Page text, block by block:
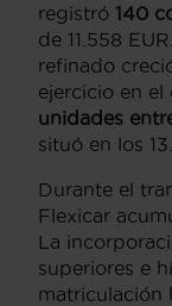
registró 140
de 11.558
refinado
ejercicio en el
unidades
situó en los
Durante el
Flexicar
La
superiores e
matriculación